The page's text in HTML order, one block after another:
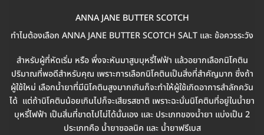
ANNA JANE BUTTER SCOTCH
ทำไมต้องเลือก ANNA JANE BUTTER SCOTCH SALT และ ข้อควรระวัง
สำหรับผู้ที่หัดเริ่ม หรือ พึ่งจะหันมาสูบบุหรี่ไฟฟ้า แล้วอยากเลือกนิโคติน
ปริมาณที่พอดีสำหรับคุณ เพราะการเลือกนิโคตินเป็นสิ่งที่สำคัญมาก ซึ่งถ้า
ผู้ใช้ใหม่ เลือกน้ำยาที่มีนิโคตินสูงมากเกินก็จะทำให้ผู้ใช้เกิดอาการสำลักควัน
ได้ แต่ถ้านิโคตินน้อยเกินไปก็จะเสียรสชาติ เพราะฉะนั่นนิโคตินที่อยู่ในน้ำยา
บุหรี่ไฟฟ้า เป็นสิ่นที่ขาดไปไม่ได้นั้นเอง และ ประเภทของน้ำยา แบ่งเป็น 2
ประเภทคือ น้ำยาซอลนิค และ น้ำยาฟรีเบส